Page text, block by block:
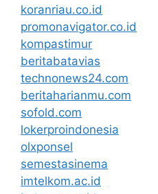
koranriau.co.id
promonavigator.co.id
kompastimur
beritabatavias
technonews24.com
beritaharianmu.com
sofold.com
lokerproindonesia
olxponsel
semestasinema
imtelkom.ac.id